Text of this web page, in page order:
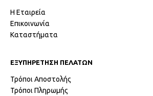
Η Εταιρεία
Επικοινωνία
Καταστήματα
ΕΞΥΠΗΡΕΤΗΣΗ ΠΕΛΑΤΩΝ
Τρόποι Αποστολής
Τρόποι Πληρωμής